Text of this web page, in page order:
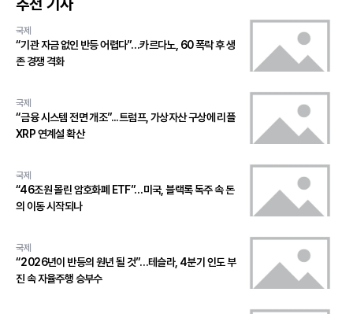
추천 기사
국제
“기관 자금 없인 반등 어렵다”…카르다노, 60 폭락 후 생
존 경쟁 격화
국제
“금융 시스템 전면 개조”...트럼프, 가상자산 구상에 리플
XRP 연계설 확산
국제
“46조원 몰린 암호화폐 ETF”…미국, 블랙록 독주 속 돈
의 이동 시작되나
국제
“2026년이 반등의 원년 될 것”…테슬라, 4분기 인도 부
진 속 자율주행 승부수